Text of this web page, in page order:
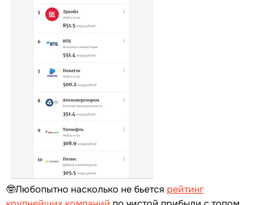
🤓Любопытно насколько не бьется рейтинг